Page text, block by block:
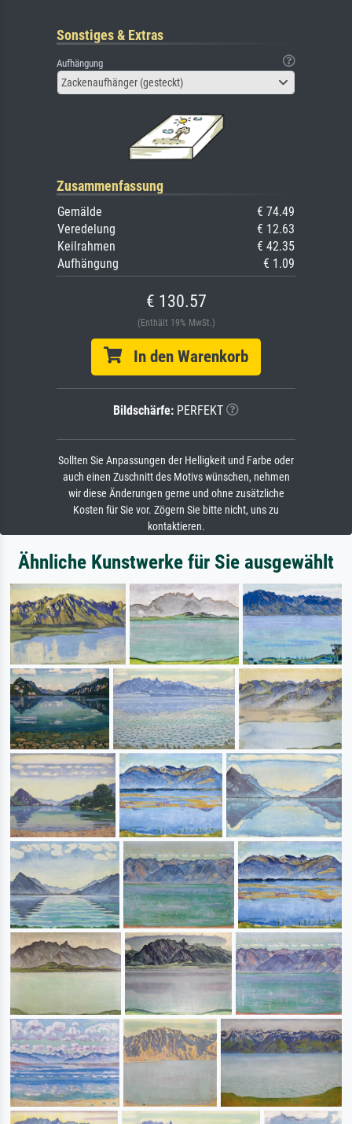
Sonstiges & Extras
Aufhängung
Zackenaufhänger (gesteckt)
Zusammenfassung
Gemälde
€ 74.49
Veredelung
€ 12.63
Keilrahmen
€ 42.35
Aufhängung
€ 1.09
€ 130.57
(Enthält 19% MwSt.)
In den Warenkorb
Bildschärfe: PERFEKT
Sollten Sie Anpassungen der Helligkeit und Farbe oder
auch einen Zuschnitt des Motivs wünschen, nehmen
wir diese Änderungen gerne und ohne zusätzliche
Kosten für Sie vor. Zögern Sie bitte nicht, uns zu
kontaktieren.
Ähnliche Kunstwerke für Sie ausgewählt